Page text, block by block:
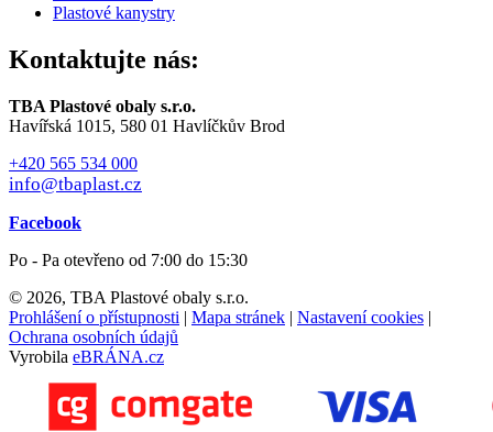
Plastové kanystry
Kontaktujte nás:
TBA Plastové obaly s.r.o.
Havířská 1015, 580 01 Havlíčkův Brod
+420 565 534 000
info@tbaplast.cz
Facebook
Po - Pa otevřeno od 7:00 do 15:30
© 2026, TBA Plastové obaly s.r.o.
Prohlášení o přístupnosti | Mapa stránek | Nastavení cookies |
Ochrana osobních údajů
Vyrobila eBRÁNA.cz